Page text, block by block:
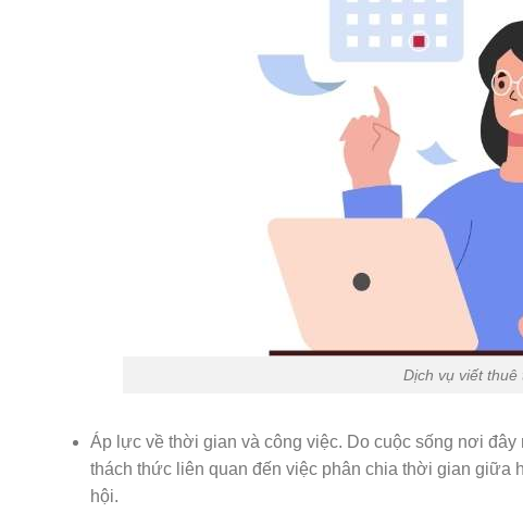
Dịch vụ viết thuê
Áp lực về thời gian và công việc. Do cuộc sống nơi
thách thức liên quan đến việc phân chia thời gian giữa
hội.